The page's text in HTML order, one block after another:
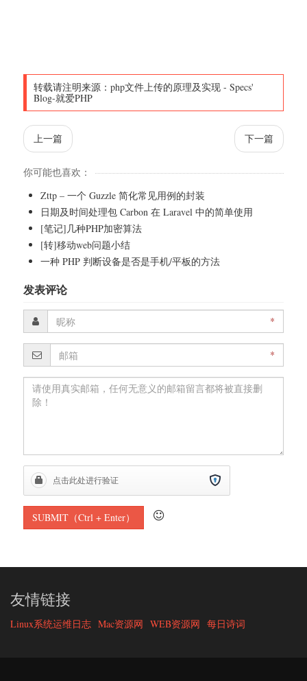
转载请注明来源： php文件上传的原理及实现 - Specs'
Blog-就爱PHP
上一篇 下一篇
你可能也喜欢：
Zttp – 一个 Guzzle 简化常见用例的封装
日期及时间处理包 Carbon 在 Laravel 中的简单使用
[笔记]几种PHP加密算法
[转]移动web问题小结
一种 PHP 判断设备是否是手机/平板的方法
发表评论
*
*
友情链接
Linux系统运维日志 Mac资源网 WEB资源网 每日诗词